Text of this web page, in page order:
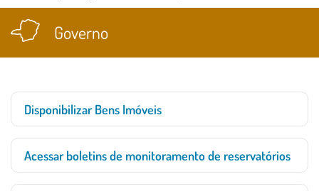
Governo
Conteúdo Principal
Disponibilizar Bens Imóveis
Acessar boletins de monitoramento de reservatórios